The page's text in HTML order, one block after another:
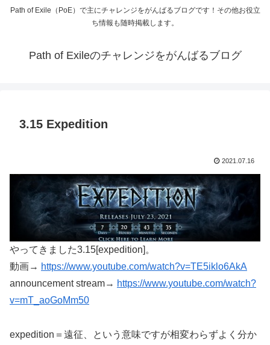
Path of Exile（PoE）で主にチャレンジをがんばるブログです！その他お役立
ち情報も随時掲載します。
Path of Exileのチャレンジをがんばるブログ
3.15 Expedition
2021.07.16
やってきました3.15[expedition]。
動画→ https://www.youtube.com/watch?v=TE5iklo6AkA
announcement stream→ https://www.youtube.com/watch?
v=mT_aoGoMm50
expedition＝遠征、という意味ですが相変わらずよく分か